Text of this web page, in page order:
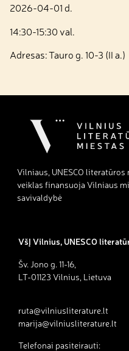
2026-04-01 d.
14:30-15:30 val.
Adresas: Tauro g. 10-3 (II a.)
Vilniaus, UNESCO literatūros
veiklas finansuoja Vilniaus
savivaldybė
VšĮ Vilnius, UNESCO
Šv. Jono g. 11-16,
LT-01123 Vilnius, Lietuva
ruta@vilniusliterature.lt
marija@vilniusliterature.lt
Telefonai pasiteirauti: